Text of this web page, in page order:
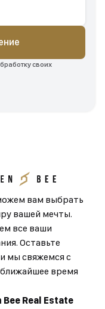
своих
вам выбрать
вашей мечты.
все ваши
Оставьте
мы свяжемся с
время
Bee Real Estate